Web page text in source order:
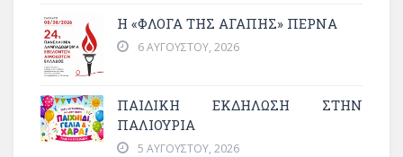
Η «ΦΛΌΓΑ ΤΗΣ ΑΓΆΠΗΣ» ΠΕΡΝΆ
6 ΑΥΓΟΎΣΤΟΥ, 2026
ΠΑΙΔΙΚΗ ΕΚΔΗΛΩΣΗ ΣΤΗΝ
ΠΑΛΙΟΥΡΙΑ
5 ΑΥΓΟΎΣΤΟΥ, 2026